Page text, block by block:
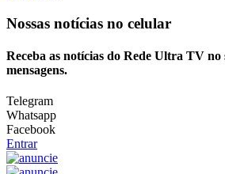
Nossas notícias no celular
Receba as notícias do Rede Ultra TV
mensagens.
Telegram
Whatsapp
Facebook
Entrar